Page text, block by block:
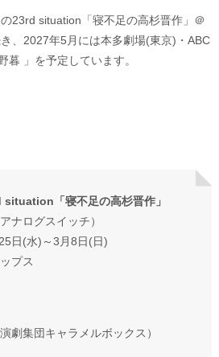
23rd situation「寝不足の高杉晋作」＠
、2027年5月には本多劇場(東京)・ABC
暮 」を予定しています。
situation「寝不足の高杉晋作」
ナログスイッチ）
日(水)～3月8日(日)
プス
劇集団キャラメルボックス）